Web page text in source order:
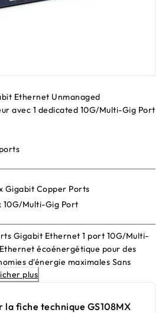
Ethernet Unmanaged
avec 1 dedicated 10G/Multi-Gig Port
Gigabit Copper Ports
10G/Multi-Gig Port
Gigabit Ethernet 1 port 10G/Multi-
écoénergétique pour des
d'énergie maximales Sans
et silencieux Bureau ou fixation
plus
la fiche technique GS108MX